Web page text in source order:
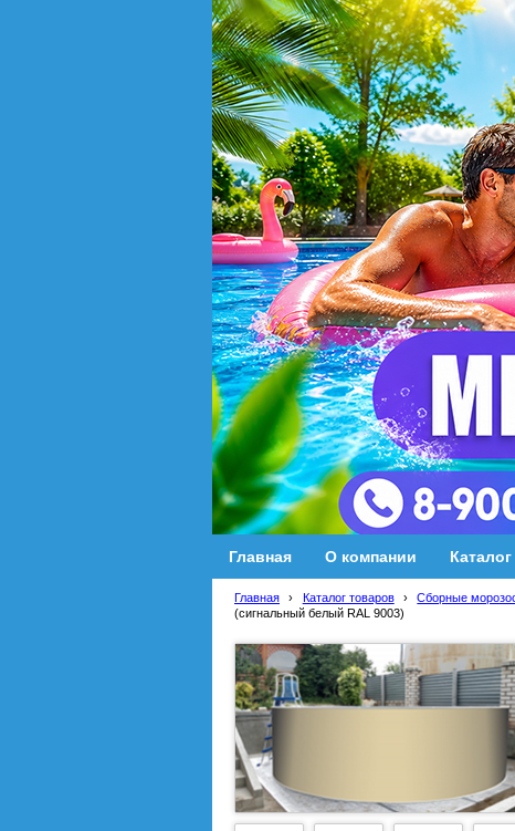
Главная О компании
Главная › Каталог товаров › Сборные
(сигнальный белый RAL 9003)